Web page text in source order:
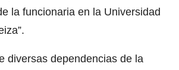
la funcionaria en la Universidad
diversas dependencias de la